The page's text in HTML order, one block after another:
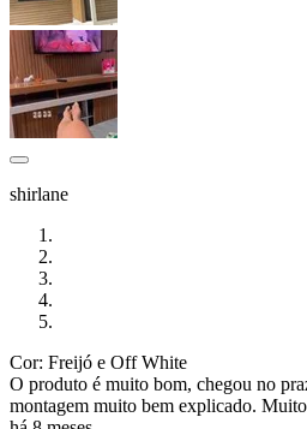
shirlane
Cor: Freijó e Off White
O produto é muito bom, chegou no
montagem muito bem explicado.